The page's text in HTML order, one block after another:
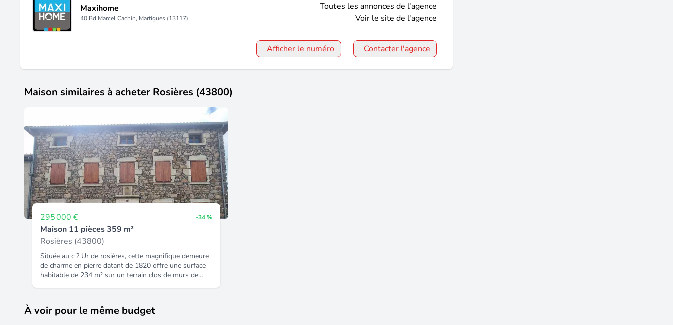
Maxihome
40 Bd Marcel Cachin, Martigues (13117)
Toutes les annonces de l'agence
Voir le site de l'agence
Afficher le numéro Contacter l'agence
Maison similaires à acheter Rosières (43800)
295 000 € -34 %
Maison 11 pièces 359 m²
Rosières (43800)
Située au c ? Ur de rosières, cette magnifique demeure
de charme en pierre datant de 1820 offre une surface
habitable de 234 m² sur un terrain clos de murs de
idéale pour une résidence secondaire, une grande
famille, ou un investissement locatif. Points forts :
À voir pour le même budget